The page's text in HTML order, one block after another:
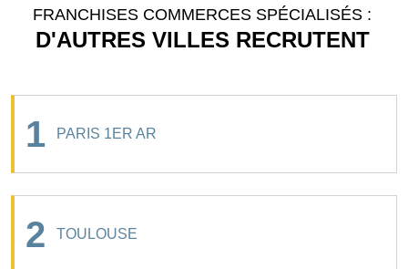
FRANCHISES COMMERCES SPÉCIALISÉS :
D'AUTRES VILLES RECRUTENT
1 PARIS 1ER AR
2 TOULOUSE